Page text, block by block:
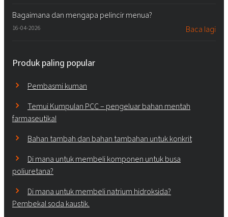
Bagaimana dan mengapa pelincir menua?
16-04-2026 Baca lagi
Produk paling popular
Pembasmi kuman
Temui Kumpulan PCC – pengeluar bahan mentah
farmaseutikal
Bahan tambah dan bahan tambahan untuk konkrit
Di mana untuk membeli komponen untuk busa
poliuretana?
Di mana untuk membeli natrium hidroksida?
Pembekal soda kaustik.